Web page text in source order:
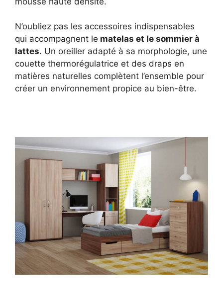
N’oubliez pas les accessoires indispensables
qui accompagnent le matelas et le sommier à
lattes. Un oreiller adapté à sa morphologie, une
couette thermorégulatrice et des draps en
matières naturelles complètent l’ensemble pour
créer un environnement propice au bien-être.